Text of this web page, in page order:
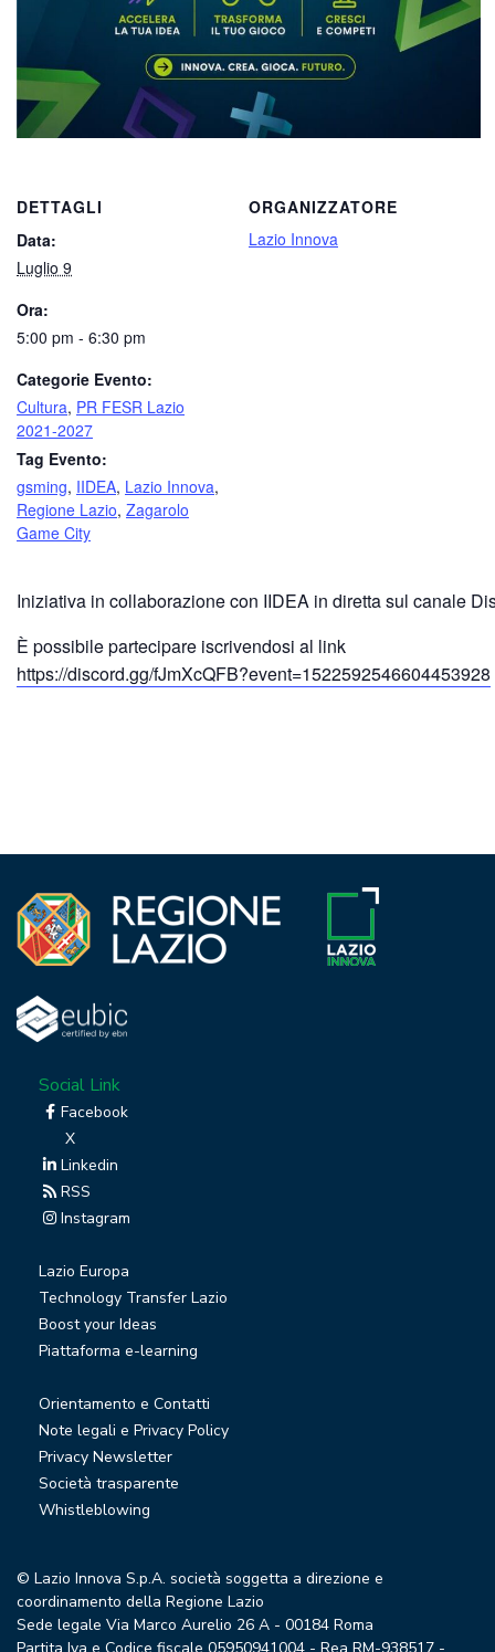
DETTAGLI
Data:
Luglio 9
Ora:
5:00 pm - 6:30 pm
Categorie Evento:
Cultura, PR FESR Lazio
2021-2027
Tag Evento:
gsming, IIDEA, Lazio Innova,
Regione Lazio, Zagarolo
Game City
ORGANIZZATORE
Lazio Innova
Iniziativa in collaborazione con IIDEA in diretta sul canale
È possibile partecipare iscrivendosi al link
https://discord.gg/fJmXcQFB?event=1522592546604453928
Social Link
Facebook
X
Linkedin
RSS
Instagram
Lazio Europa
Technology Transfer Lazio
Boost your Ideas
Piattaforma e-learning
Orientamento e Contatti
Note legali e Privacy Policy
Privacy Newsletter
Società trasparente
Whistleblowing
© Lazio Innova S.p.A. società soggetta a direzione e
coordinamento della Regione Lazio
Sede legale Via Marco Aurelio 26 A - 00184 Roma